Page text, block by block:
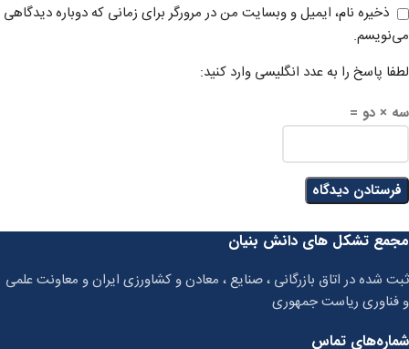
ذخیره نام، ایمیل و وبسایت من در مرورگر برای زمانی که دوباره دیدگاهی
می‌نویسم.
لطفا پاسخ را به عدد انگلیسی وارد کنید:
سه × دو =
مجمع تشکل های دانش بنیان
ثبت شده در اتاق بازرگانی ، صنایع ، معادن و کشاورزی ایران و معاونت علمی
و فناوری ریاست جمهوری
شماره‌های تماس